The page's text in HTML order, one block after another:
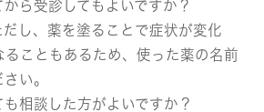
ら受診してもよいですか？
し、薬を塗ることで症状が変化
ることもあるため、使った薬の名前
い。
相談した方がよいですか？